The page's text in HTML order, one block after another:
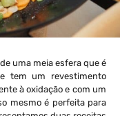
uma meia esfera que é
tem um revestimento
à oxidação e com um
mesmo é perfeita para